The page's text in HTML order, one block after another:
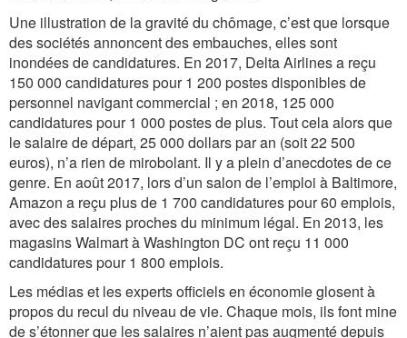
Une illustration de la gravité du chômage, c’est que lorsque
des sociétés annoncent des embauches, elles sont
inondées de candidatures. En 2017, Delta Airlines a reçu
150 000 candidatures pour 1 200 postes disponibles de
personnel navigant commercial ; en 2018, 125 000
candidatures pour 1 000 postes de plus. Tout cela alors que
le salaire de départ, 25 000 dollars par an (soit 22 500
euros), n’a rien de mirobolant. Il y a plein d’anecdotes de ce
genre. En août 2017, lors d’un salon de l’emploi à Baltimore,
Amazon a reçu plus de 1 700 candidatures pour 60 emplois,
avec des salaires proches du minimum légal. En 2013, les
magasins Walmart à Washington DC ont reçu 11 000
candidatures pour 1 800 emplois.
Les médias et les experts officiels en économie glosent à
propos du recul du niveau de vie. Chaque mois, ils font mine
de s’étonner que les salaires n’aient pas augmenté depuis